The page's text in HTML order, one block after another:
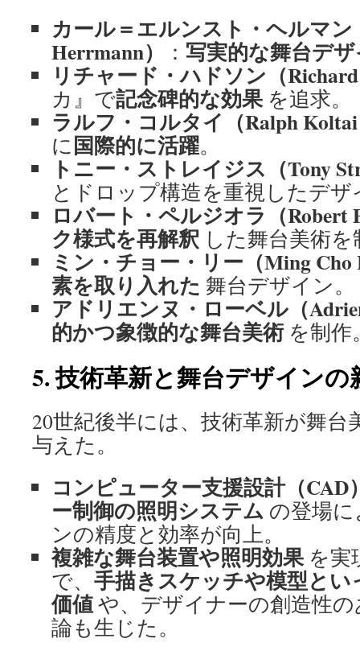
カール＝エルンスト・ヘルマ
Herrmann） ： 写実的な舞台デ
リチャード・ハドソン（
カ』で記念碑的な効果を追求。
ラルフ・コルタイ（Ralph
に国際的に活躍。
トニー・ストレイジス（Tony
とドロップ構造を重視したデザ
ロバート・ペルジオラ（Robert
ク様式を再解釈 した舞台美術を
ミン・チョー・リー（Ming Cho
素を取り入れた 舞台デザイン。
アドリエンヌ・ローベル（
的かつ象徴的な舞台美術を制作
5. 技術革新と舞台デザインの
20世紀後半には、技術革新が舞台
与えた。
コンピューター支援設計（CAD
ー制御の照明システム の登場
ンの精度と効率が向上。
複雑な舞台装置や照明効果を実
で、 手描きスケッチや模型と
価値や、デザイナーの創造性
論も生じた。